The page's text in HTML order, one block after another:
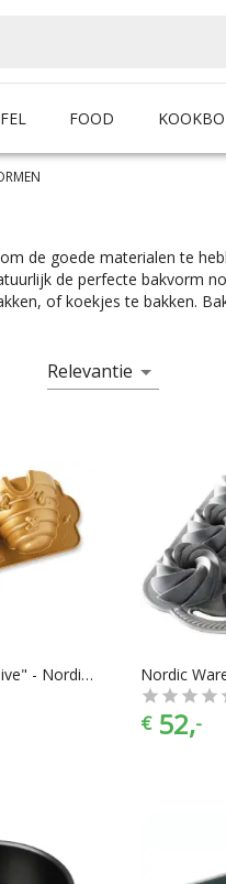
FOOD
de goede materialen te
de perfecte bakvorm
of koekjes te bakken.
een siliconen bakvorm
Kaiser, Patisse,
kleurselectie vind je de
Relevantie
Bakvorm "Beehive" - Nordic Ware
€ 52,-